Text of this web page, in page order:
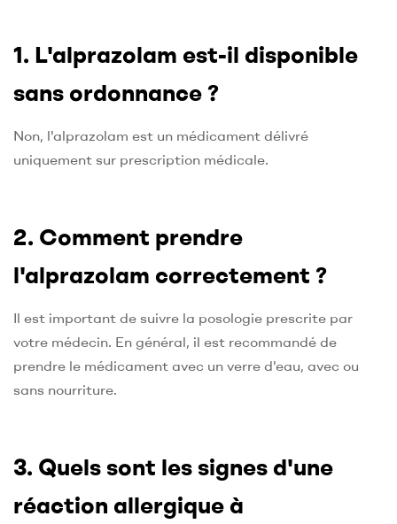
1. L'alprazolam est-il disponible
sans ordonnance ?
Non, l'alprazolam est un médicament délivré
uniquement sur prescription médicale.
2. Comment prendre
l'alprazolam correctement ?
Il est important de suivre la posologie prescrite par
votre médecin. En général, il est recommandé de
prendre le médicament avec un verre d'eau, avec ou
sans nourriture.
3. Quels sont les signes d'une
réaction allergique à